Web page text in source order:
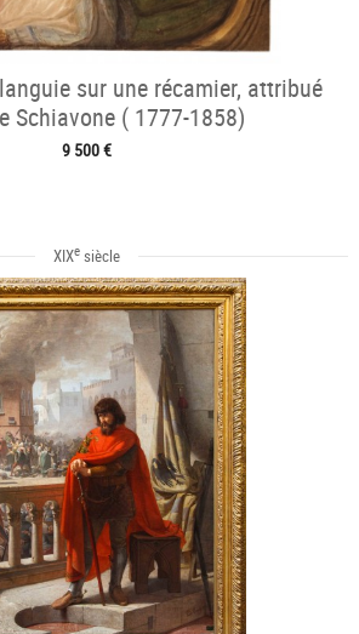
sur une récamier, attribué
Schiavone ( 1777-1858)
9 500 €
XIXe siècle